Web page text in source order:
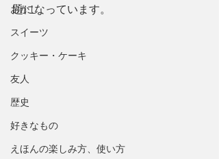
おかし
スイーツ
クッキー・ケーキ
友人
歴史
好きなもの
えほんの楽しみ方、使い方
題になっています。